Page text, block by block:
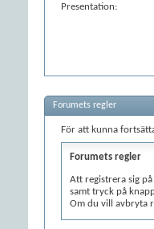
Presentation:
Forumets regler
För att kunna
Forumets regler
Att registrera sig
samt tryck på
Om du vill avbryta